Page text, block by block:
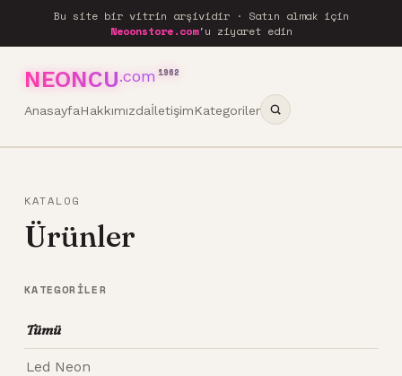
Bu site bir vitrin arşividir · Satın almak için
Neoonstore.com'u ziyaret edin
NEONCU.com 1962
AnasayfaHakkımızdaİletişimKategoriler
KATALOG
Ürünler
KATEGORILER
Tümü
Led Neon